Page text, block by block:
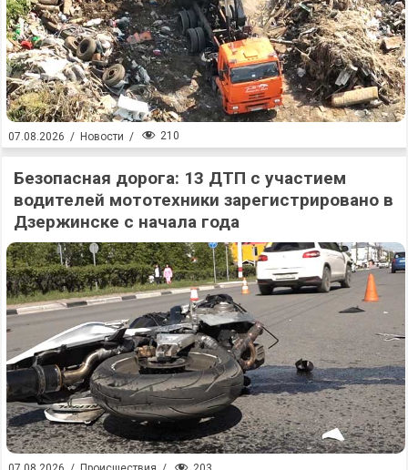
07.08.2026 / Новости / 210
Безопасная дорога: 13 ДТП с участием
водителей мототехники зарегистрировано в
Дзержинске с начала года